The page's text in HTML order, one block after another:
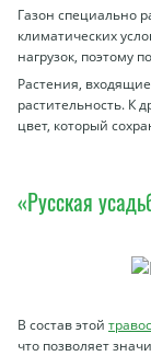
Газон специально
климатических
нагрузок, поэтому
Растения,
растительность. К
цвет, который
«Русская
В состав этой
что позволяет